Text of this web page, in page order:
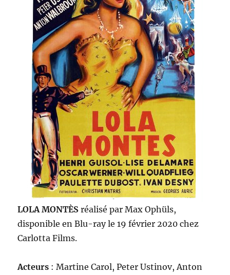
LOLA MONTÈSréalisé par Max Ophüls,
disponible en Blu-ray le 19 février 2020 chez
Carlotta Films.
Acteurs : Martine Carol, Peter Ustinov, Anton